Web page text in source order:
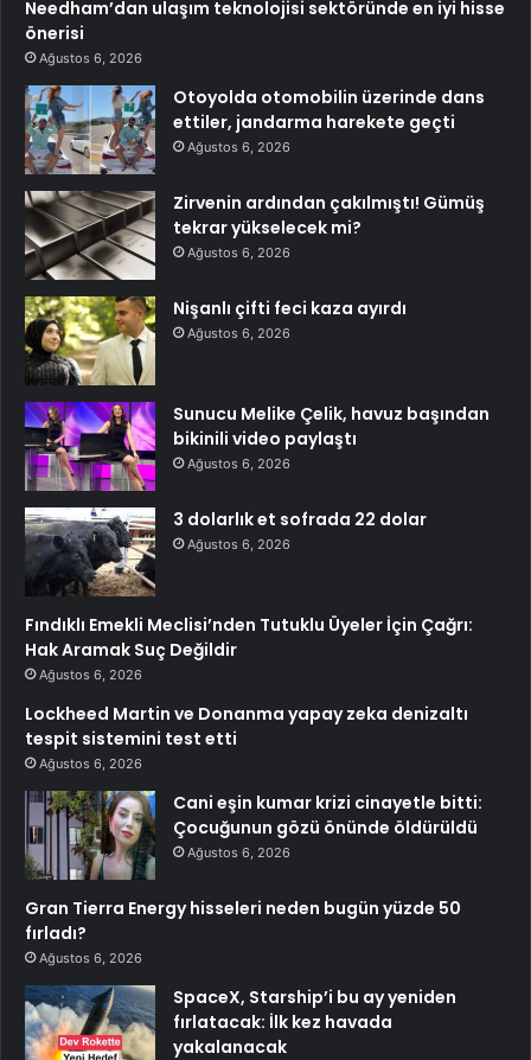
Needham’dan ulaşım teknolojisi sektöründe en iyi hisse
önerisi
Ağustos 6, 2026
Otoyolda otomobilin üzerinde dans
ettiler, jandarma harekete geçti
Ağustos 6, 2026
Zirvenin ardından çakılmıştı! Gümüş
tekrar yükselecek mi?
Ağustos 6, 2026
Nişanlı çifti feci kaza ayırdı
Ağustos 6, 2026
Sunucu Melike Çelik, havuz başından
bikinili video paylaştı
Ağustos 6, 2026
3 dolarlık et sofrada 22 dolar
Ağustos 6, 2026
Fındıklı Emekli Meclisi’nden Tutuklu Üyeler İçin Çağrı:
Hak Aramak Suç Değildir
Ağustos 6, 2026
Lockheed Martin ve Donanma yapay zeka denizaltı
tespit sistemini test etti
Ağustos 6, 2026
Cani eşin kumar krizi cinayetle bitti:
Çocuğunun gözü önünde öldürüldü
Ağustos 6, 2026
Gran Tierra Energy hisseleri neden bugün yüzde 50
fırladı?
Ağustos 6, 2026
SpaceX, Starship’i bu ay yeniden
fırlatacak: İlk kez havada
yakalanacak